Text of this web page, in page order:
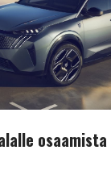
osaamista